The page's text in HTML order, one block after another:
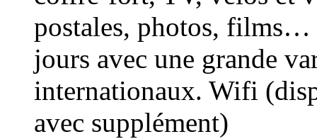
postales, photos, films…
jours avec une grande
internationaux. Wifi
avec supplément)